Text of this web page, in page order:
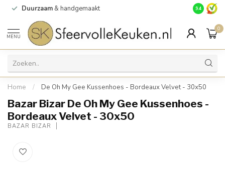
Duurzaam & handgemaakt Gratis
9.4
MENU
0
Home / De Oh My Gee Kussenhoes - Bordeaux Velvet - 30x50
Bazar Bizar De Oh My Gee Kussenhoes -
Bordeaux Velvet - 30x50
BAZAR BIZAR